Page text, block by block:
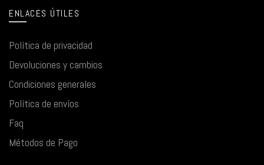
ENLACES ÚTILES
Política de privacidad
Devoluciones y cambios
Condiciones generales
Política de envíos
Faq
Métodos de Pago